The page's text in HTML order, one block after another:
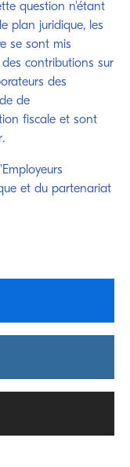
question n'étant
plan juridique, les
se sont mis
contributions sur
des
de
fiscale et sont
et du partenariat